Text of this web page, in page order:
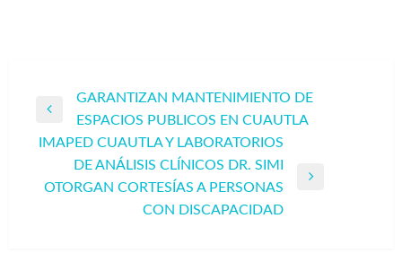
Navegación
entradas
Entrada
anterior
GARANTIZAN MANTENIMIENTO DE
ESPACIOS PUBLICOS EN CUAUTLA
Entrada
IMAPED CUAUTLA Y LABORATORIOS
DE ANÁLISIS CLÍNICOS DR. SIMI
OTORGAN CORTESÍAS A PERSONAS
CON DISCAPACIDAD